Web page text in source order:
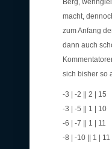
Berg,
macht,
zum Anfang
dann auch
sich bisher so
-3 | -2 || 2 | 15
-3 | -5 || 1 | 10
-6 | -7 || 1 | 11
-8 | -10 || 1 | 11